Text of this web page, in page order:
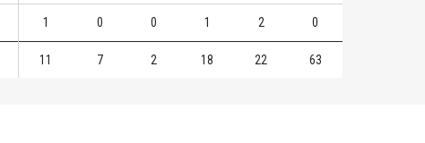
1 0 0 1 2 0
11 7 2 18 22 63